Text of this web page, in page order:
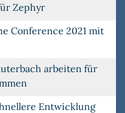
Zephyr
Conference 2021 mit
arbeiten für
Entwicklung